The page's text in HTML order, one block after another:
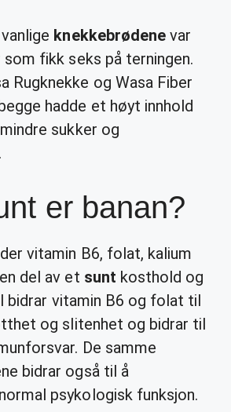
knekkebrødenevar
fikk seks på terningen.
Rugknekke og Wasa Fiber
hadde et høyt innhold
sukker og
er banan?
vitamin B6, folat, kalium
del av et sunt kosthold og
bidrar vitamin B6 og folat til
og slitenhet og bidrar til
De samme
bidrar også til å
psykologisk funksjon.